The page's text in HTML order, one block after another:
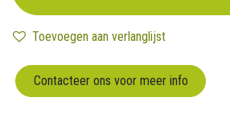
Toevoegen aan verlanglijst
Contacteer ons voor meer info